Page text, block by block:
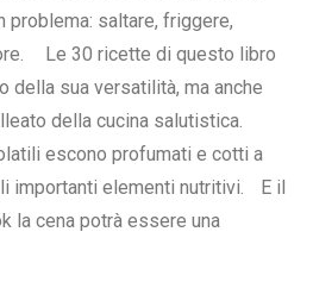
problema: saltare, friggere,
Le 30 ricette di questo libro
della sua versatilità, ma anche
della cucina salutistica.
escono profumati e cotti a
importanti elementi nutritivi. E il
la cena potrà essere una